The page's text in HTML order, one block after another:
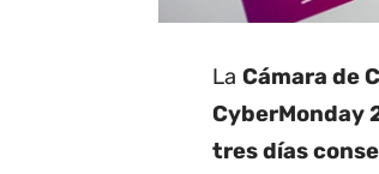
La Cámara de
CyberMonday
tres días